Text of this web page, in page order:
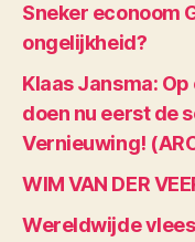
Sneker econoom
ongelijkheid?
Klaas Jansma:
doen nu eerst de
Vernieuwing!
WIM VAN DER
Wereldwijde